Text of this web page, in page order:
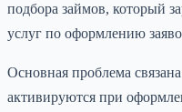
подбора займов, который
услуг по оформлению
Основная проблема
активируются при